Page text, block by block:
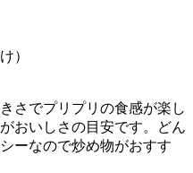
）
さでプリプリの食感が楽し
おいしさの目安です。どん
ーなので炒め物がおすす